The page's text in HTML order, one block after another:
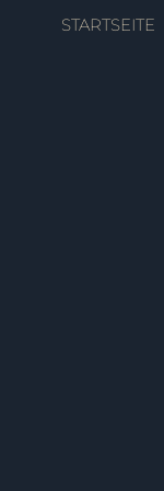
STARTSEITE